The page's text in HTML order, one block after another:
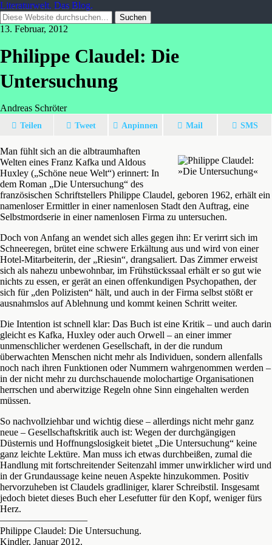
Literaturwelt. Das Blog.
13. Februar, 2012
Philippe Claudel: Die
Untersuchung
Andreas Schröter
Teilen Tweet Anpinnen Mail SMS
Man fühlt sich an die albtraumhaften
Welten eines Franz Kafka und Aldous
Huxley („Schöne neue Welt“) erinnert: In
dem Roman „Die Untersuchung“ des
französischen Schriftstellers Philippe Claudel, geboren 1962, erhält ein
namenloser Ermittler in einer namenlosen Stadt den Auftrag, eine
Selbstmordserie in einer namenlosen Firma zu untersuchen.
Doch von Anfang an wendet sich alles gegen ihn: Er verirrt sich im
Schneeregen, brütet eine schwere Erkältung aus und wird von einer
Hotel-Mitarbeiterin, der „Riesin“, drangsaliert. Das Zimmer erweist
sich als nahezu unbewohnbar, im Frühstückssaal erhält er so gut wie
nichts zu essen, er gerät an einen offenkundigen Psychopathen, der
sich für „den Polizisten“ hält, und auch in der Firma selbst stößt er
ausnahmslos auf Ablehnung und kommt keinen Schritt weiter.
Die Intention ist schnell klar: Das Buch ist eine Kritik – und auch darin
gleicht es Kafka, Huxley oder auch Orwell – an einer immer
unmenschlicher werdenen Gesellschaft, in der die rundum
überwachten Menschen nicht mehr als Individuen, sondern allenfalls
noch nach ihren Funktionen oder Nummern wahrgenommen werden –
in der nicht mehr zu durchschauende molochartige Organisationen
herrschen und aberwitzige Regeln ohne Sinn eingehalten werden
müssen.
So nachvollziehbar und wichtig diese – allerdings nicht mehr ganz
neue – Gesellschaftskritik auch ist: Wegen der durchgängigen
Düsternis und Hoffnungslosigkeit bietet „Die Untersuchung“ keine
ganz leichte Lektüre. Man muss ich etwas durchbeißen, zumal die
Handlung mit fortschreitender Seitenzahl immer unwirklicher wird und
in der Grundaussage keine neuen Aspekte hinzukommen. Positiv
hervorzuheben ist Claudels gradliniger, klarer Schreibstil. Insgesamt
jedoch bietet dieses Buch eher Lesefutter für den Kopf, weniger fürs
Herz.
—————————
Philippe Claudel: Die Untersuchung.
Kindler, Januar 2012.